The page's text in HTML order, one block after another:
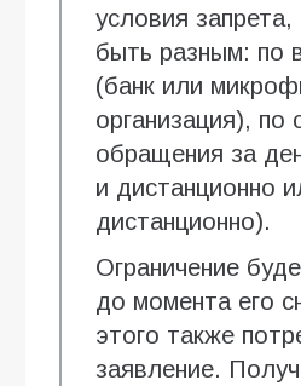
условия
быть разным: по
(банк или
организация), по
обращения за
и дистанционно
дистанционно).
Ограничение
до момента его
этого также
заявление.